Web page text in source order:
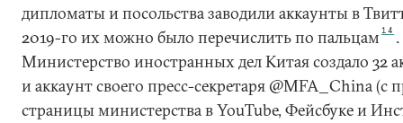
дипломаты и посольства заводили аккаунты в
2019-го их можно было перечислить по пальцам 14
Министерство иностранных дел Китая создало 32
и аккаунт своего пресс-секретаря @MFA_China
страницы министерства в YouTube, Фейсбуке и